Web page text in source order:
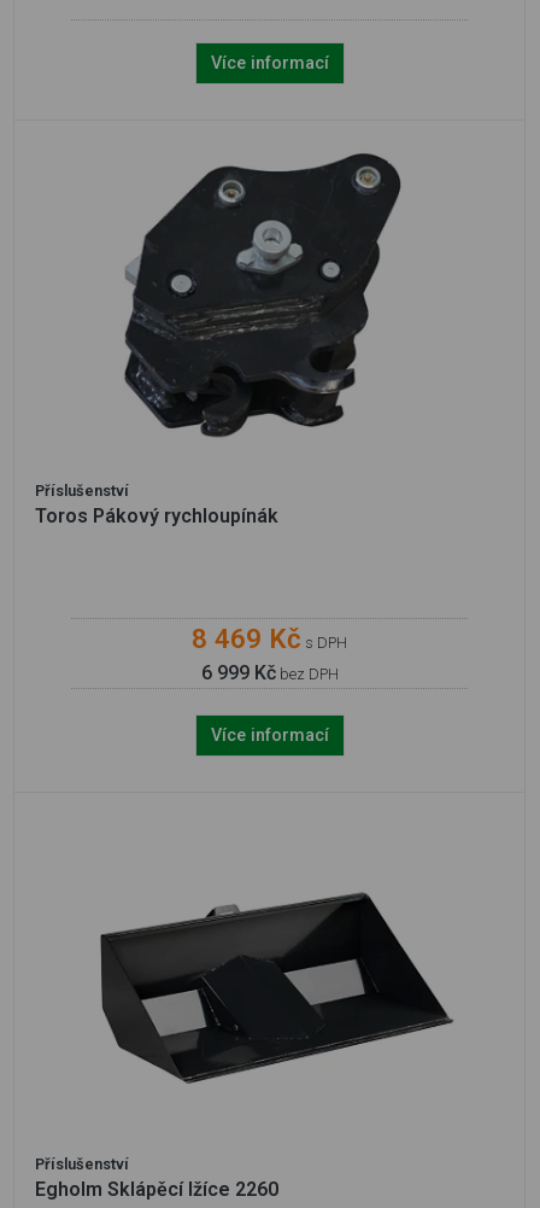
Více informací
Příslušenství
Toros Pákový rychloupínák
8 469 Kč s DPH
6 999 Kčbez DPH
Více informací
Příslušenství
Egholm Sklápěcí lžíce 2260